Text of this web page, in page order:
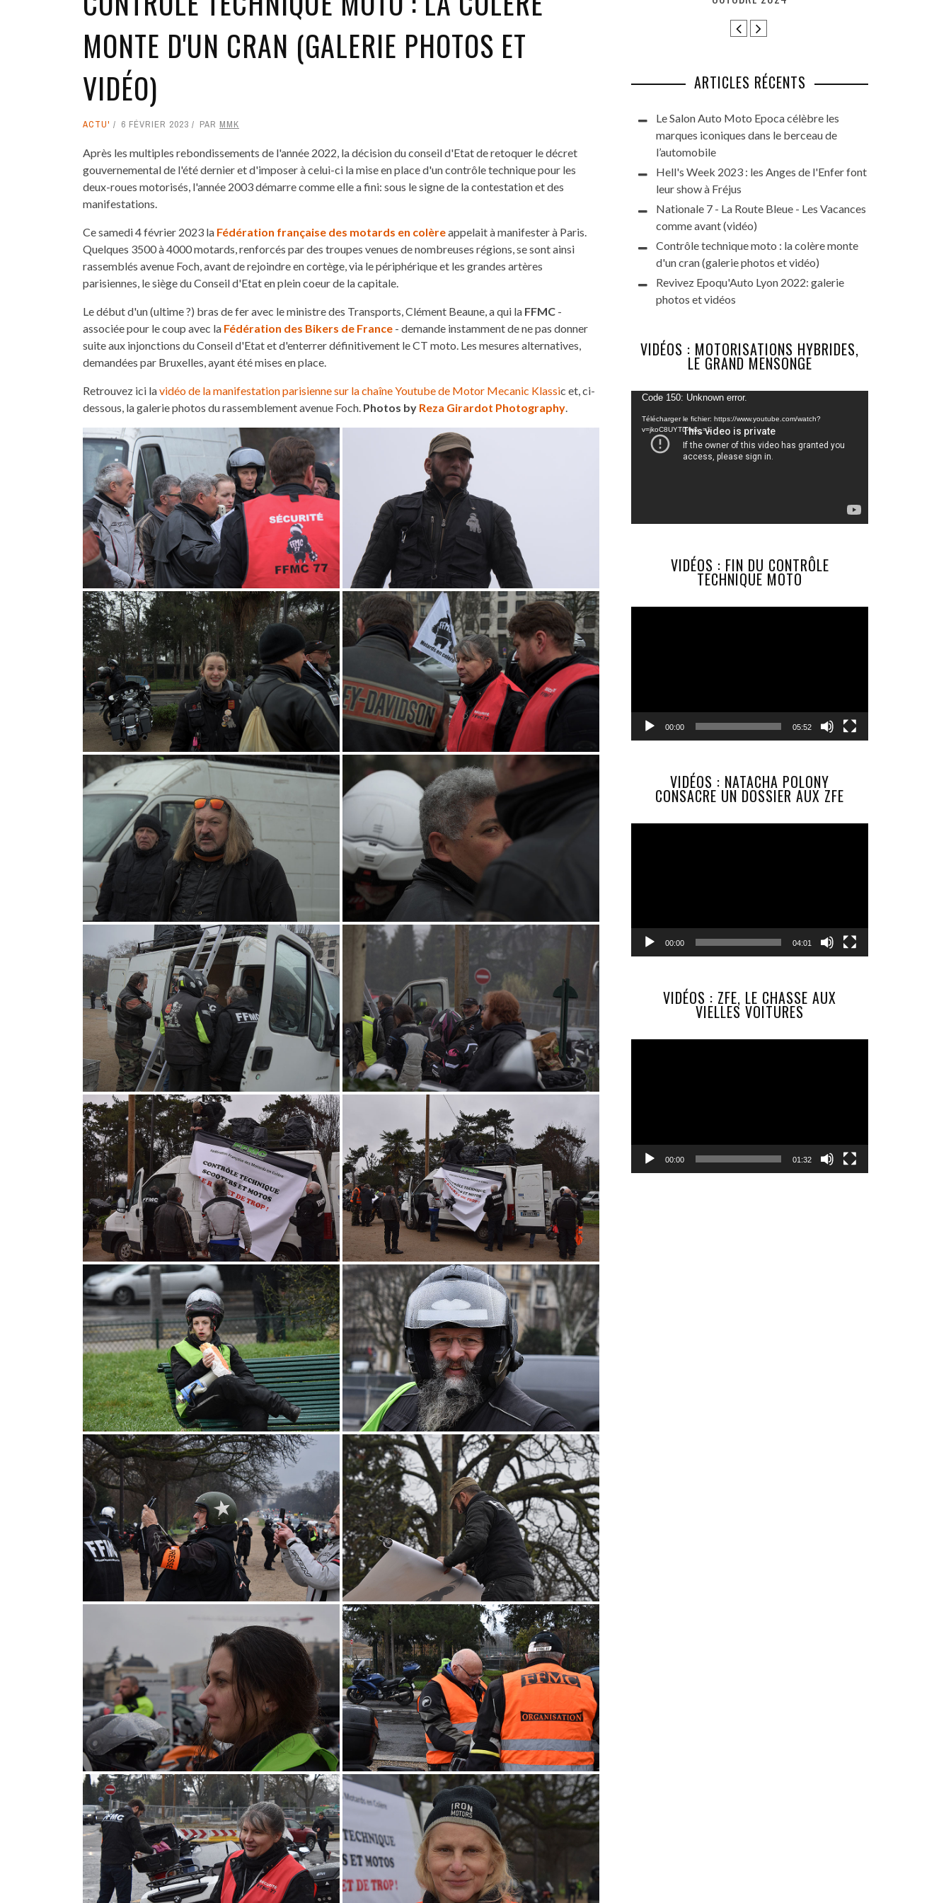
MONTE D'UN CRAN (GALERIE PHOTOS ET
VIDÉO)
ACTU' 6 FÉVRIER 2023 PAR MMK
Après les multiples rebondissements de l'année 2022, la décision du conseil d'Etat de retoquer le décret
gouvernemental de l'été dernier et d'imposer à celui-ci la mise en place d'un contrôle technique pour les
deux-roues motorisés, l'année 2003 démarre comme elle a fini: sous le signe de la contestation et des
manifestations.
Ce samedi 4 février 2023 la Fédération française des motards en colèreappelait à manifester à Paris.
Quelques 3500 à 4000 motards, renforcés par des troupes venues de nombreuses régions, se sont ainsi
rassemblés avenue Foch, avant de rejoindre en cortège, via le périphérique et les grandes artères
parisiennes, le siège du Conseil d'Etat en plein coeur de la capitale.
Le début d'un (ultime ?) bras de fer avec le ministre des Transports, Clément Beaune, a qui la FFMC -
associée pour le coup avec la Fédération des Bikers de France - demande instamment de ne pas donner
suite aux injonctions du Conseil d'Etat et d'enterrer définitivement le CT moto. Les mesures alternatives,
demandées par Bruxelles, ayant été mises en place.
Retrouvez ici lavidéo de la manifestation parisienne sur la chaîne Youtube de Motor Mecanic Klassic et, ci-
dessous, la galerie photos du rassemblement avenue Foch. Photos by Reza Girardot Photography
reportages de très grandes qualités ...
LA 8E BOURSE EXPO MOTO DE CHAMPOLY
(PHOTOS ET VIDÉO)
ARTICLES RÉCENTS
Le Salon Auto Moto Epoca célèbre les
marques iconiques dans le berceau de
l’automobile
Hell's Week 2023 : les Anges de l'Enfer font
leur show à Fréjus
Nationale 7 - La Route Bleue - Les Vacances
comme avant (vidéo)
Contrôle technique moto : la colère monte
d'un cran (galerie photos et vidéo)
Revivez Epoqu'Auto Lyon 2022: galerie
photos et vidéos
VIDÉOS : MOTORISATIONS HYBRIDES,
LE GRAND MENSONGE
Lecteur
vidéo
Code 150: Unknown error.
Télécharger le fichier: https://www.youtube.com/watch?
v=jkoC8UYTu-w&_=1
VIDÉOS : FIN DU CONTRÔLE
TECHNIQUE MOTO
00:00 05:52
VIDÉOS : NATACHA POLONY
CONSACRE UN DOSSIER AUX ZFE
00:00 04:01
VIDÉOS : ZFE, LE CHASSE AUX
VIELLES VOITURES
00:00 01:32